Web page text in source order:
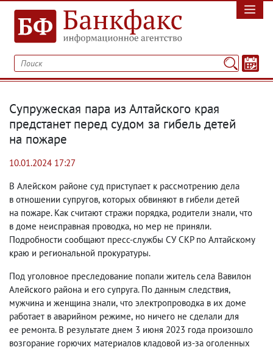
Супружеская пара из Алтайского края
предстанет перед судом за гибель детей
на пожаре
10.01.2024 17:27
В Алейском районе суд приступает к рассмотрению дела
в отношении супругов, которых обвиняют в гибели детей
на пожаре. Как считают стражи порядка, родители знали, что
в доме неисправная проводка, но мер не приняли.
Подробности сообщают пресс-службы СУ СКР по Алтайскому
краю и региональной прокуратуры.
Под уголовное преследование попали житель села Вавилон
Алейского района и его супруга. По данным следствия,
мужчина и женщина знали, что электропроводка в их доме
работает в аварийном режиме, но ничего не сделали для
ее ремонта. В результате днем 3 июня 2023 года произошло
возгорание горючих материалов кладовой из-за оголенных